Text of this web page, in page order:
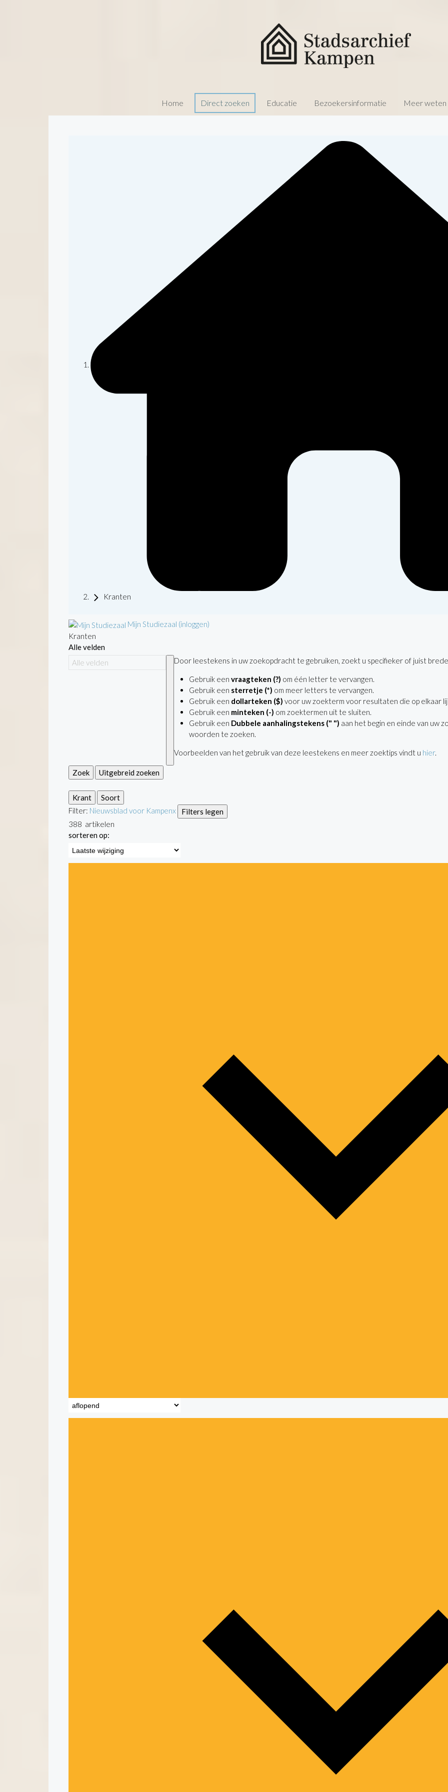
Home Direct zoeken Educatie Bezoekersinformatie Meer weten
Kranten
Mijn Studiezaal (inloggen)
Kranten
Alle velden
Door leestekens in uw zoekopdracht te gebruiken, zoekt u specifieker of juist
Gebruik een vraagteken (?) om één letter te vervangen.
Gebruik een sterretje (*) om meer letters te vervangen.
Gebruik een dollarteken ($) voor uw zoekterm voor resultaten die op elkaar
Gebruik een minteken (-) om zoektermen uit te sluiten.
Gebruik een Dubbele aanhalingstekens (" ") aan het begin en einde van uw
woorden te zoeken.
Voorbeelden van het gebruik van deze leestekens en meer zoektips vindt u hier.
Zoek Uitgebreid zoeken
Krant
Soort
Filter: Nieuwsblad voor Kampenx
Filters legen
388 artikelen
sorteren op: